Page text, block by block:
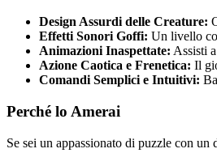
Design Assurdi delle Creature:
Effetti Sonori Goffi: Un livello
Animazioni Inaspettate: Assisti
Azione Caotica e Frenetica: Il
Comandi Semplici e Intuitivi:
Perché lo Amerai
Se sei un appassionato di puzzle con un